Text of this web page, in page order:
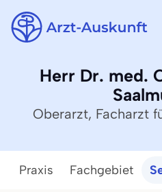
Herr Dr. med.
Oberarzt, Facharzt
Praxis Fachgebiet